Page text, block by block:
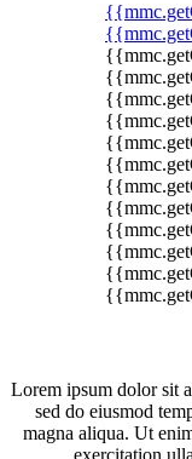
Lorem ipsum dolor sit
sed do eiusmod
magna aliqua. Ut
exercitation